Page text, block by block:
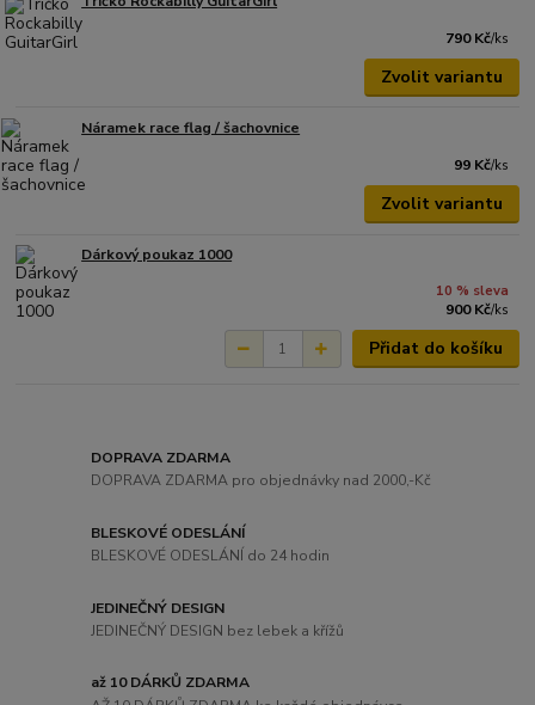
790 Kč/ks
Zvolit variantu
Náramek race flag / šachovnice
99 Kč/ks
Zvolit variantu
Dárkový poukaz 1000
10 % sleva
900 Kč/ks
Přidat do košíku
DOPRAVA ZDARMA
DOPRAVA ZDARMA pro objednávky nad 2000,-Kč
BLESKOVÉ ODESLÁNÍ
BLESKOVÉ ODESLÁNÍ do 24 hodin
JEDINEČNÝ DESIGN
JEDINEČNÝ DESIGN bez lebek a křížů
až 10 DÁRKŮ ZDARMA